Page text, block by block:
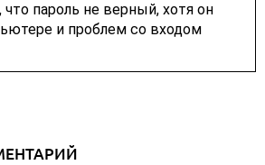
пароль не верный, хотя он
и проблем со входом